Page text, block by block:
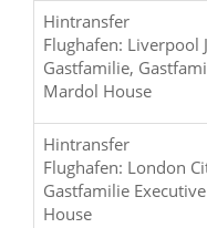
Hintransfer
Flughafen: Liverpool
Gastfamilie,
Mardol House
Hintransfer
Flughafen: London
Gastfamilie
House